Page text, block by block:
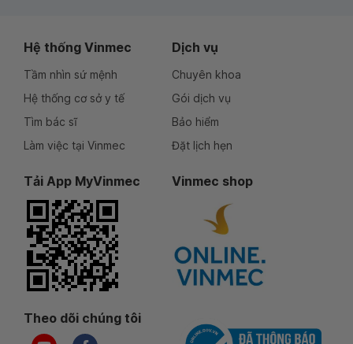
Hệ thống Vinmec
Tầm nhìn sứ mệnh
Hệ thống cơ sở y tế
Tìm bác sĩ
Làm việc tại Vinmec
Dịch vụ
Chuyên khoa
Gói dịch vụ
Bảo hiểm
Đặt lịch hẹn
Tải App MyVinmec Vinmec shop
Theo dõi chúng tôi